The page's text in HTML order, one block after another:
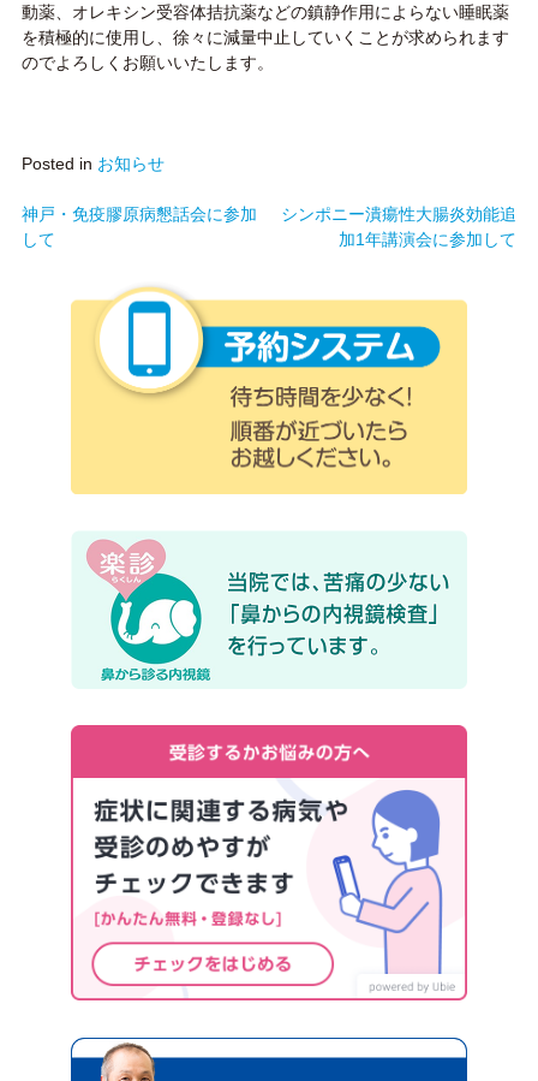
動薬、オレキシン受容体拮抗薬などの鎮静作用によらない睡眠薬
を積極的に使用し、徐々に減量中止していくことが求められます
のでよろしくお願いいたします。
Posted in お知らせ
投
稿
神戸・免疫膠原病懇話会に参加
して
シンポニー潰瘍性大腸炎効能追
加1年講演会に参加して